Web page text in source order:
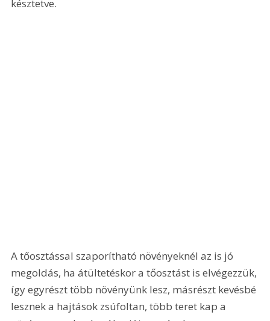
késztetve.
A tőosztással szaporítható növényeknél az is jó
megoldás, ha átültetéskor a tőosztást is elvégezzük,
így egyrészt több növényünk lesz, másrészt kevésbé
lesznek a hajtások zsúfoltan, több teret kap a